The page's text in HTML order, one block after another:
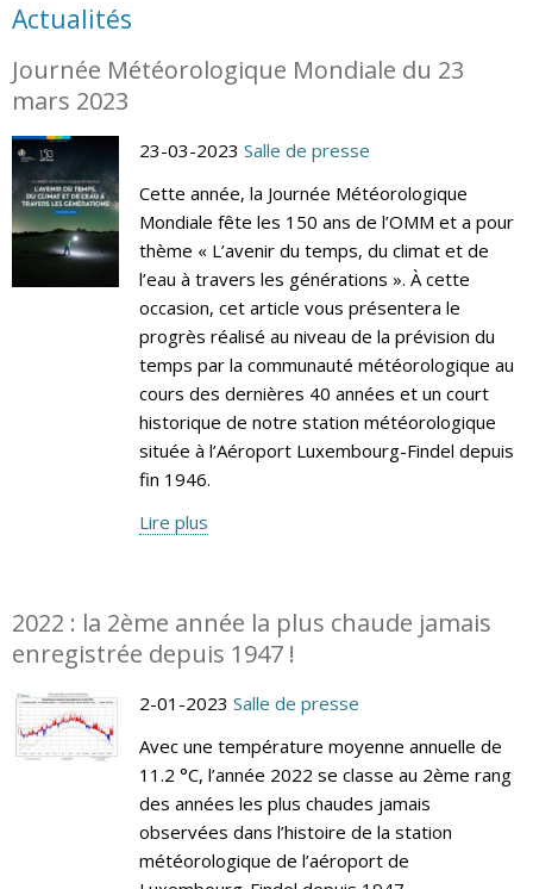
Actualités
Journée Météorologique Mondiale du 23
mars 2023
23-03-2023 Salle de presse
Cette année, la Journée Météorologique
Mondiale fête les 150 ans de l’OMM et a pour
thème « L’avenir du temps, du climat et de
l’eau à travers les générations ». À cette
occasion, cet article vous présentera le
progrès réalisé au niveau de la prévision du
temps par la communauté météorologique au
cours des dernières 40 années et un court
historique de notre station météorologique
située à l’Aéroport Luxembourg-Findel depuis
fin 1946.
Lire plus
2022 : la 2ème année la plus chaude jamais
enregistrée depuis 1947 !
2-01-2023 Salle de presse
Avec une température moyenne annuelle de
11.2 °C, l’année 2022 se classe au 2ème rang
des années les plus chaudes jamais
observées dans l’histoire de la station
météorologique de l’aéroport de